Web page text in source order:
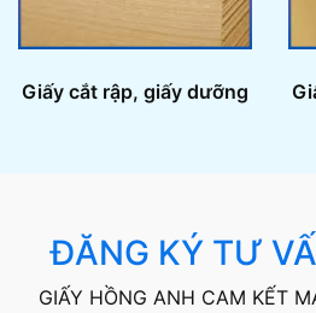
Giấy cắt rập, giấy dưỡng
ĐĂNG KÝ TƯ
GIẤY HỒNG ANH CAM KẾT